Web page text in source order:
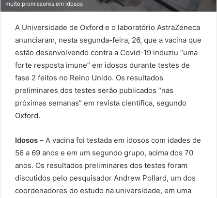
muito promissores em idosos
A Universidade de Oxford e o laboratório AstraZeneca
anunciaram, nesta segunda-feira, 26, que a vacina que
estão desenvolvendo contra a Covid-19 induziu “uma
forte resposta imune” em idosos durante testes de
fase 2 feitos no Reino Unido. Os resultados
preliminares dos testes serão publicados “nas
próximas semanas” em revista científica, segundo
Oxford.
Idosos – A vacina foi testada em idosos com idades de
56 a 69 anos e em um segundo grupo, acima dos 70
anos. Os resultados preliminares dos testes foram
discutidos pelo pesquisador Andrew Pollard, um dos
coordenadores do estudo na universidade, em uma